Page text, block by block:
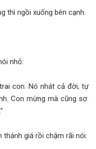
thì ngồi xuống bên cạnh.
nhỏ:
con. Nó nhát cả đời, tự
Con mừng mà cũng sợ.
thánh giá rồi chậm rãi nói: